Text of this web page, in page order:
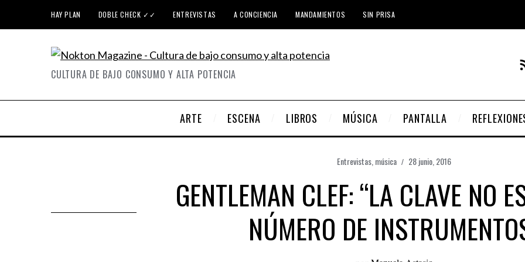
HAY PLAN DOBLE CHECK ✓✓ ENTREVISTAS A CONCIENCIA MANDAMIENTOS SIN PRISA
CULTURA DE BAJO CONSUMO Y ALTA POTENCIA
ARTE ESCENA LIBROS MÚSICA PANTALLA
Entrevistas, música 28 junio, 2016
GENTLEMAN CLEF: “LA CLAVE NO
NÚMERO DE